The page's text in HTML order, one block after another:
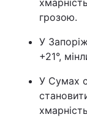
грозою.
У
+21°,
У Сумах